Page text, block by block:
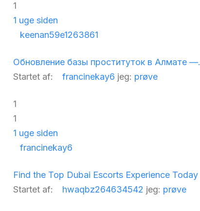
1
1 uge siden
keenan59e1263861
Обновление базы проституток в Алмате —.
Startet af:
francinekay6 jeg: prøve
1
1
1 uge siden
francinekay6
Find the Top Dubai Escorts Experience Today
Startet af:
hwaqbz264634542 jeg: prøve